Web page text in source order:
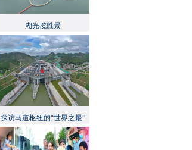
湖光揽胜景
探访马道枢纽的“世界之最”